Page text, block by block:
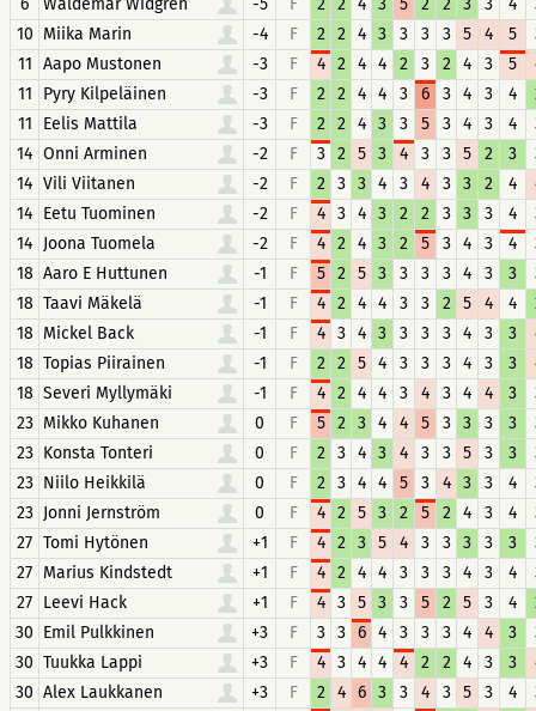
6
Waldemar Widgren -5 F 2 2 4 3 5 2 2 3 3 4
10 Miika Marin -4 F 2 2 4 3 3 3 3 5 4 5
11 Aapo Mustonen -3 F 4 2 4 4 2 3 2 4 3 5
11
Pyry Kilpeläinen -3 F 2 2 4 4 3 6 3 4 3 4
11
Eelis Mattila -3 F 2 2 4 3 3 5 3 4 3 4
14 Onni Arminen -2 F 3 2 5 3 4 3 3 5 2 3
14 Vili Viitanen -2 F 2 3 3 4 3 4 3 3 2 4
14 Eetu Tuominen -2 F 4 3 4 3 2 2 3 3 3 4
14 Joona Tuomela -2 F 4 2 4 3 2 5 3 4 3 4
18 Aaro E Huttunen -1 F 5 2 5 3 3 3 3 4 3 3
18 Taavi Mäkelä -1 F 4 2 4 4 3 3 2 5 4 4
18 Mickel Back -1 F 4 3 4 3 3 3 3 4 3 3
18 Topias Piirainen -1 F 2 2 5 4 3 3 3 4 3 3
18 Severi Myllymäki -1 F 4 2 4 4 3 4 3 4 4 3
23 Mikko Kuhanen 0 F 5 2 3 4 4 5 3 3 3 3
23 Konsta Tonteri 0 F 2 3 4 3 4 3 3 5 3 3
23 Niilo Heikkilä 0 F 2 3 4 4 5 3 4 3 3 4
23 Jonni Jernström 0 F 4 2 5 3 2 5 2 4 3 4
27 Tomi Hytönen +1 F 4 2 3 5 4 3 3 3 3 3
27 Marius Kindstedt +1 F 4 2 4 4 3 3 3 4 3 4
27 Leevi Hack +1 F 4 3 5 3 3 5 2 5 3 4
30 Emil Pulkkinen +3 F 3 3 6 4 3 3 3 4 4 3
30 Tuukka Lappi +3 F 4 3 4 4 4 2 2 4 3 3
30 Alex Laukkanen +3 F 2 4 6 3 3 4 3 5 3 4